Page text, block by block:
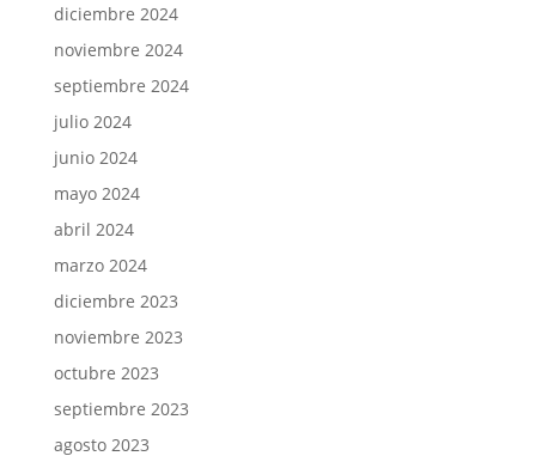
diciembre 2024
noviembre 2024
septiembre 2024
julio 2024
junio 2024
mayo 2024
abril 2024
marzo 2024
diciembre 2023
noviembre 2023
octubre 2023
septiembre 2023
agosto 2023